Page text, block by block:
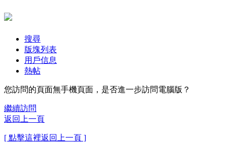
搜尋
版塊列表
用戶信息
熱帖
您訪問的頁面無手機頁面，是否進一步訪問電腦版？
繼續訪問
返回上一頁
[ 點擊這裡返回上一頁 ]